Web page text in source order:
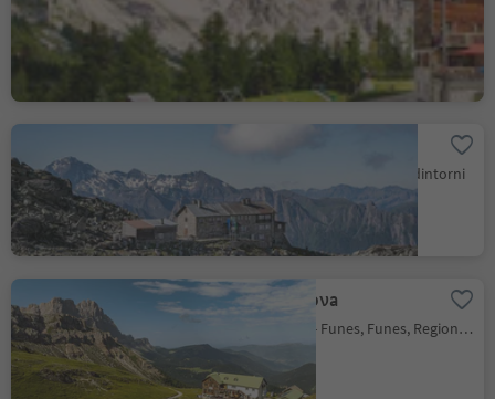
Sasso, Val di Vizze, Vipiteno e dintorni
Rifugio Genova
S. Maddalena - Funes, Funes, Regione dolomitica Luson Val di Funes